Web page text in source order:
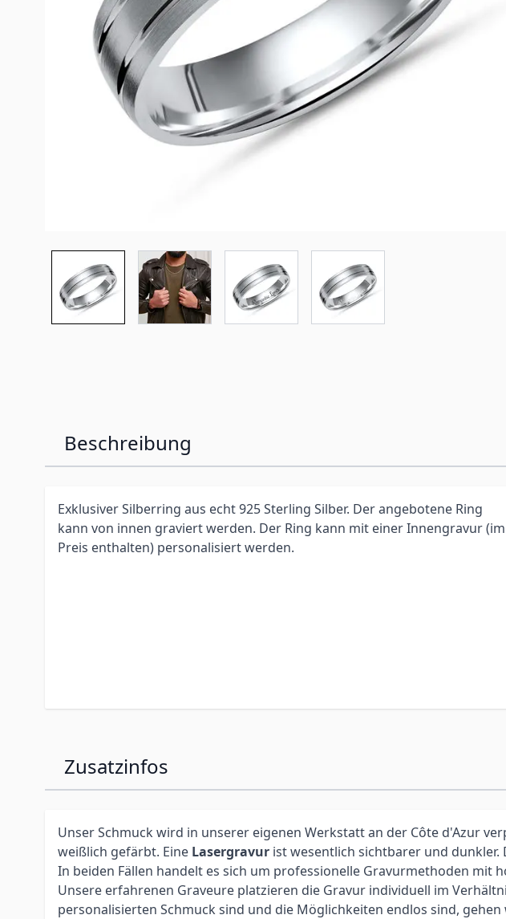
Beschreibung
Exklusiver Silberring aus echt 925 Sterling Silber. Der angebotene Ring
kann von innen graviert werden. Der Ring kann mit einer Innengravur (im
Preis enthalten) personalisiert werden.
Zusatzinfos
Unser Schmuck wird in unserer eigenen Werkstatt an der Côte d'Azur
weißlich gefärbt. Eine Lasergravur ist wesentlich sichtbarer und dunkler.
In beiden Fällen handelt es sich um professionelle Gravurmethoden mit
Unsere erfahrenen Graveure platzieren die Gravur individuell im
personalisierten Schmuck sind und die Möglichkeiten endlos sind,